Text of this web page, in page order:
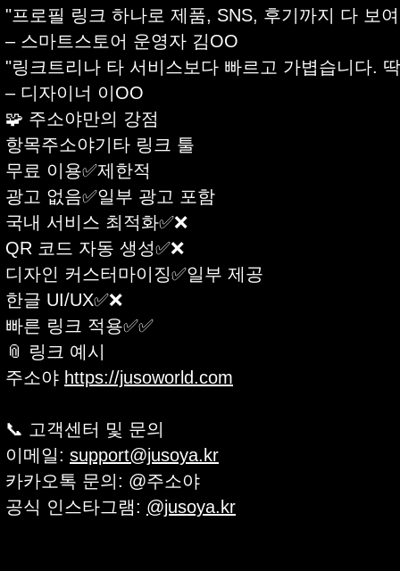
"프로필 링크 하나로 제품, SNS, 후기까지 다 보
– 스마트스토어 운영자 김OO
"링크트리나 타 서비스보다 빠르고 가볍습니다.
– 디자이너 이OO
🧩 주소야만의 강점
항목주소야기타 링크 툴
무료 이용✅제한적
광고 없음✅일부 광고 포함
국내 서비스 최적화✅❌
QR 코드 자동 생성✅❌
디자인 커스터마이징✅일부 제공
한글 UI/UX✅❌
빠른 링크 적용✅✅
📎 링크 예시
주소야 https://jusoworld.com
📞 고객센터 및 문의
이메일: support@jusoya.kr
카카오톡 문의: @주소야
공식 인스타그램: @jusoya.kr